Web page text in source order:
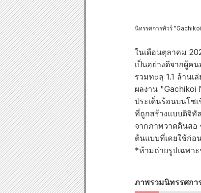
นิทรรศการทัวร์
ในเดือนตุลาคม
เป็นอย่างดีจากผู้ค
รวมทะลุ 1.1 ล้าน
ผลงาน "Gachikoi
ประเด็นร้อนบนโซ
ที่ถูกสร้างแบบดิจิทั
จากภาพวาดดินสอ
ต้นแบบที่เคยใช้ก่อ
*ห้ามถ่ายรูปเฉพา
ภาพรวมนิทรรศกา